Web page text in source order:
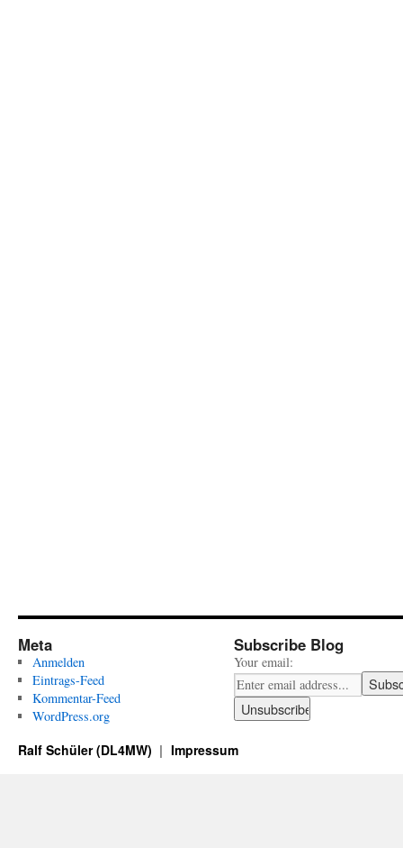
Meta
Anmelden
Eintrags-Feed
Kommentar-Feed
WordPress.org
Subscribe Blog
Your email:
Ralf Schüler (DL4MW) Impressum